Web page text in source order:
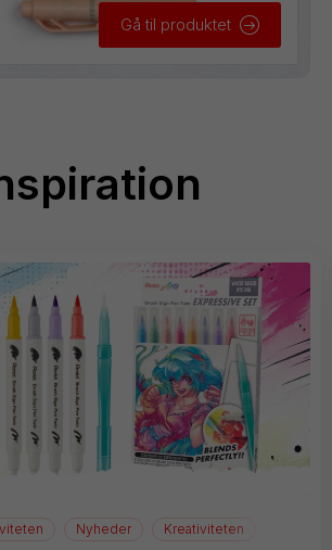
Gå til produktet
Nyheder Kreativiteten